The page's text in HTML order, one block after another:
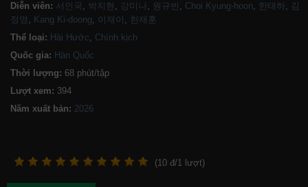
Diễn viên: 서인국, 박지현 , 강미나, 원규빈 , Choi Kyung-hoon, 한태하, 김
정영 , Kang Ki-doong, 이재이 , 한재훈
Thể loại: Hài Hước, Chính kịch
Quốc gia: Hàn Quốc
Thời lượng: 68 phút/tập
Lượt xem: 394
Năm xuất bản:
(10 đ/1 lượt)